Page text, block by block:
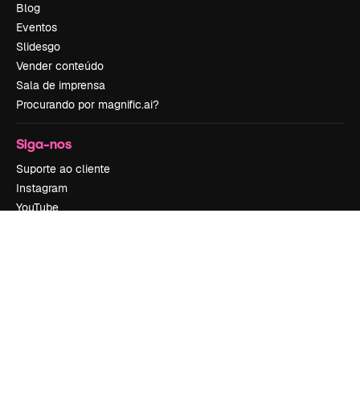
Blog
Eventos
Slidesgo
Vender conteúdo
Sala de imprensa
Procurando por magnific.ai?
Siga-nos
Suporte ao cliente
Instagram
YouTube